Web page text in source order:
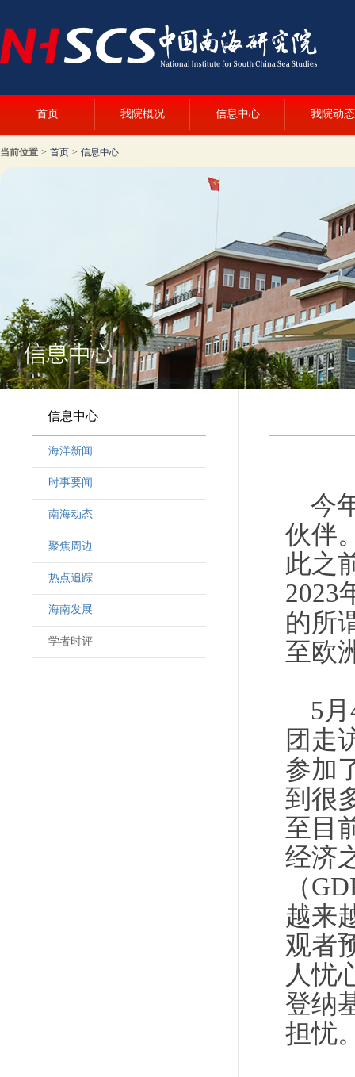
首页 我院概况 信息中心 我院动态
当前位置 > 首页 > 信息中心
信息中心
海洋新闻
时事要闻
南海动态
聚焦周边
热点追踪
海南发展
学者时评
今
伙伴
此之
2023
的所
至欧
5
团走
参加
到很
至目
经济
（
越来
观者
人忧
登纳
担忧